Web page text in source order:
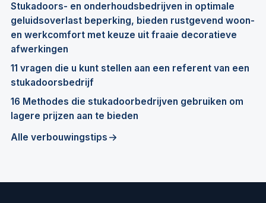
Stukadoors- en onderhoudsbedrijven in optimale
geluidsoverlast beperking, bieden rustgevend woon-
en werkcomfort met keuze uit fraaie decoratieve
afwerkingen
11 vragen die u kunt stellen aan een referent van een
stukadoorsbedrijf
16 Methodes die stukadoorbedrijven gebruiken om
lagere prijzen aan te bieden
Alle verbouwingstips